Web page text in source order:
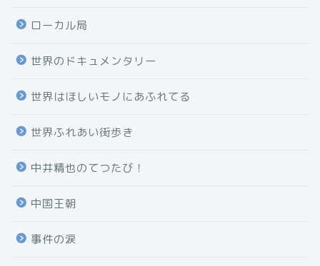
ローカル局
世界のドキュメンタリー
世界はほしいモノにあふれてる
世界ふれあい街歩き
中井精也のてつたび！
中国王朝
事件の涙